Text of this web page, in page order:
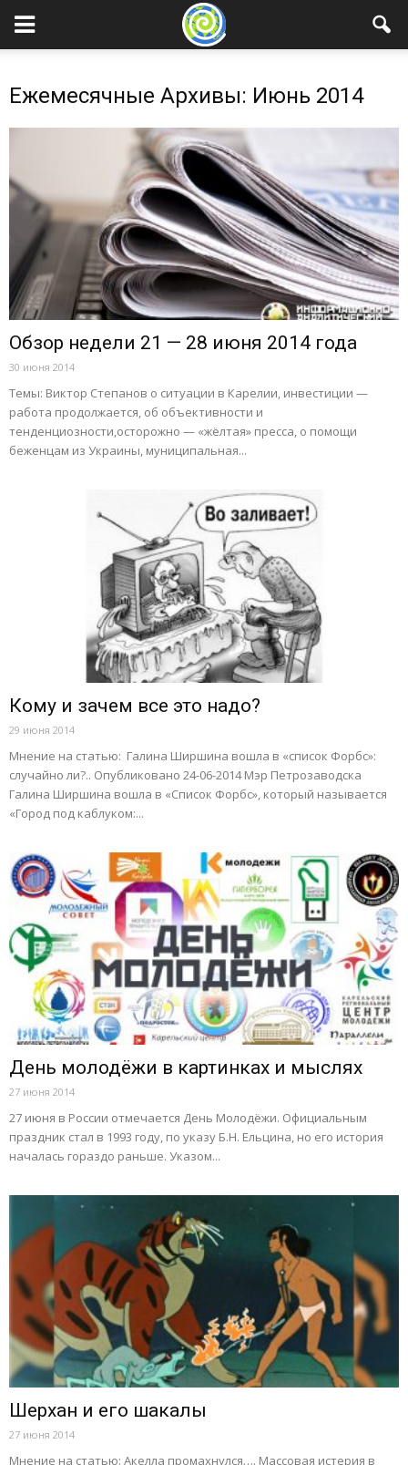
Ежемесячные Архивы: Июнь 2014
Обзор недели 21 — 28 июня 2014 года
30 июня 2014
Темы: Виктор Степанов о ситуации в Карелии, инвестиции —
работа продолжается, об объективности и
тенденциозности,осторожно — «жёлтая» пресса, о помощи
беженцам из Украины, муниципальная...
Кому и зачем все это надо?
29 июня 2014
Мнение на статью: Галина Ширшина вошла в «список Форбс»:
случайно ли?.. Опубликовано 24-06-2014 Мэр Петрозаводска
Галина Ширшина вошла в «Список Форбс», который называется
«Город под каблуком:...
День молодёжи в картинках и мыслях
27 июня 2014
27 июня в России отмечается День Молодёжи. Официальным
праздник стал в 1993 году, по указу Б.Н. Ельцина, но его история
началась гораздо раньше. Указом...
Шерхан и его шакалы
27 июня 2014
Мнение на статью: Акелла промахнулся…. Массовая истерия в